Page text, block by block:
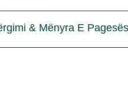
& Mënyra E Pagesës